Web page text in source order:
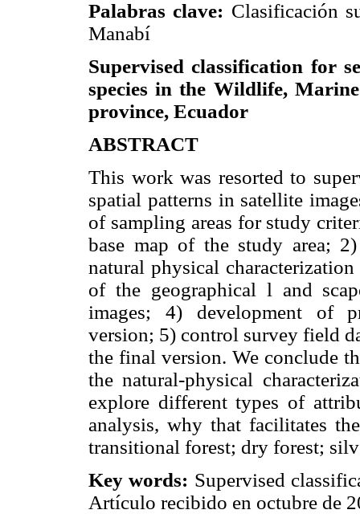
Palabras clave: Clasificación
Manabí
Supervised classification for
species in the Wildlife,
province, Ecuador
ABSTRACT
This work was resorted to
spatial patterns in satellite
of sampling areas for study
base map of the study area;
natural physical
of the geographical l and
images; 4) development of
version; 5) control survey field
the final version. We conclude
the natural-physical
explore different types of
analysis, why that facilitates
transitional forest; dry forest;
Key words: Supervised
Artículo recibido en octubre de